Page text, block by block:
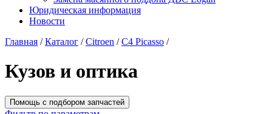
Юридическая информация
Новости
Главная / Каталог / Citroen / C4 Picasso /
Кузов и оптика
Помощь с подбором запчастей